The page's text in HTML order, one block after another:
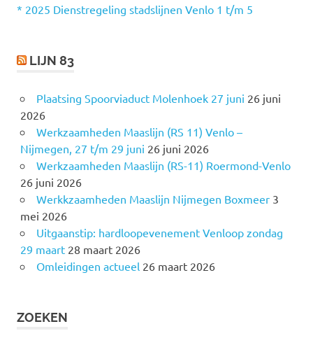
r
* 2025 Dienstregeling stadslijnen Venlo 1 t/m 5
LIJN 83
Plaatsing Spoorviaduct Molenhoek 27 juni 26 juni
2026
Werkzaamheden Maaslijn (RS 11) Venlo –
Nijmegen, 27 t/m 29 juni 26 juni 2026
Werkzaamheden Maaslijn (RS-11) Roermond-Venlo
26 juni 2026
Werkkzaamheden Maaslijn Nijmegen Boxmeer 3
mei 2026
Uitgaanstip: hardloopevenement Venloop zondag
29 maart 28 maart 2026
Omleidingen actueel 26 maart 2026
ZOEKEN